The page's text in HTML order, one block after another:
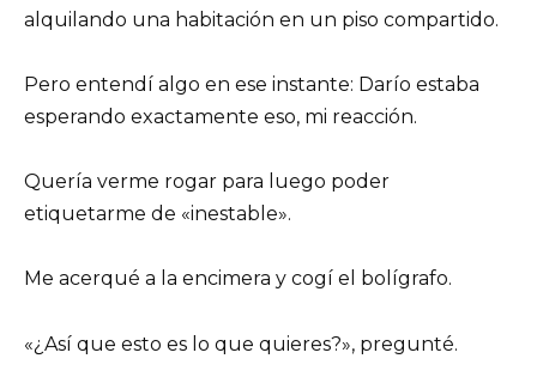
alquilando una habitación en un piso compartido.
Pero entendí algo en ese instante: Darío estaba
esperando exactamente eso, mi reacción.
Quería verme rogar para luego poder
etiquetarme de «inestable».
Me acerqué a la encimera y cogí el bolígrafo.
«¿Así que esto es lo que quieres?», pregunté.